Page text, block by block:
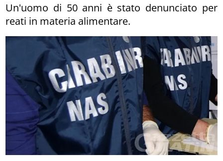
Un'uomo di 50 anni è stato denunciato per
reati in materia alimentare.